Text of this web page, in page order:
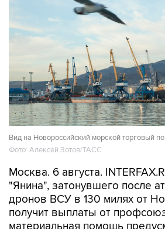
Вид на Новороссийский морской торговый
Фото: Алексей Зотов/ТАСС
Москва. 6 августа.
"Янина", затонувшего после
дронов ВСУ в 130 милях от
получит выплаты от
материальная помощь